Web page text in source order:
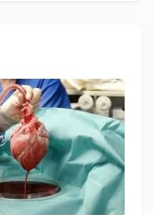
per la
divulgazione scientifica,
alla
sapere alle nuove
promozione di una
consapevole e
si occupa di
con un focus sui
della ricerca e
scientifica,
divulgazione chiara,